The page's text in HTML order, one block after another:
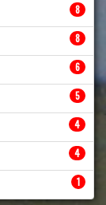
8
8
6
5
4
4
1